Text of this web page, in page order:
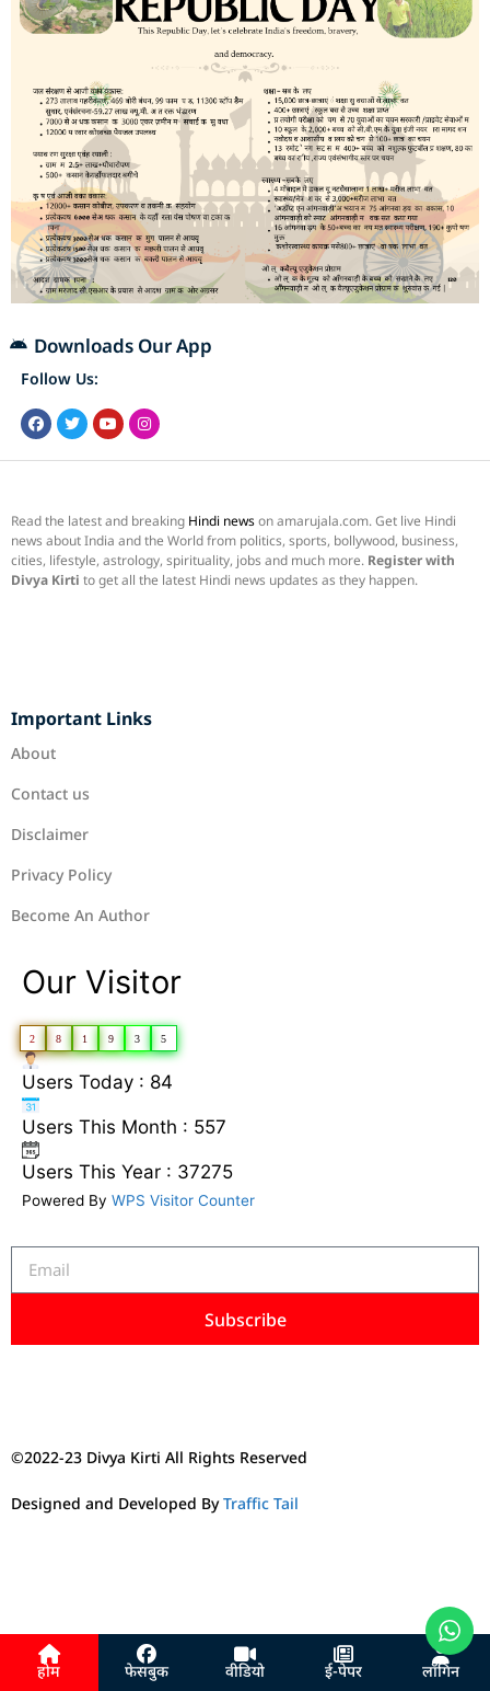
Downloads Our App
Follow Us:
Read the latest and breaking Hindi newson amarujala.com. Get live Hindi
news about India and the World from politics, sports, bollywood, business,
cities, lifestyle, astrology, spirituality, jobs and much more. Register with
Divya Kirti to get all the latest Hindi news updates as they happen.
Important Links
About
Contact us
Disclaimer
Privacy Policy
Become An Author
Our Visitor
2 8 1 9 3 5
Users Today : 84
Users This Month : 557
Users This Year : 37275
Powered By WPS Visitor Counter
Subscribe
©2022-23 Divya Kirti All Rights Reserved
Designed and Developed ByTraffic Tail
होम फेसबुक वीडियो ई-पेपर लॉगिन